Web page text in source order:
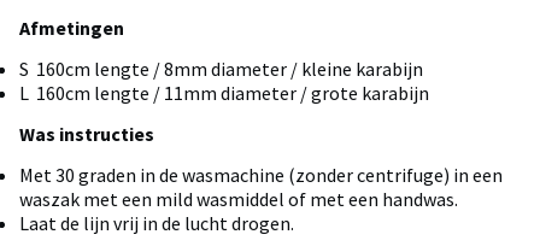
Afmetingen
S 160cm lengte / 8mm diameter / kleine karabijn
L 160cm lengte / 11mm diameter / grote karabijn
Was instructies
Met 30 graden in de wasmachine (zonder centrifuge) in een
waszak met een mild wasmiddel of met een handwas.
Laat de lijn vrij in de lucht drogen.